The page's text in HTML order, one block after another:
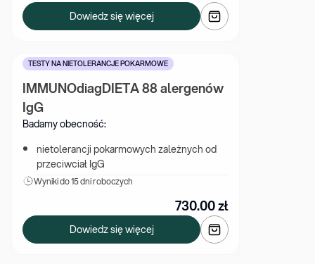
Dowiedz się więcej
TESTY NA NIETOLERANCJE POKARMOWE
IMMUNOdiagDIETA 88 alergenów
IgG
Badamy obecność:
nietolerancji pokarmowych zależnych od
przeciwciał IgG
Wyniki do 15 dni roboczych
730.00zł
Dowiedz się więcej